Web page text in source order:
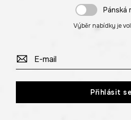
Pánská
Výběr nabídky je
Přihlásit se